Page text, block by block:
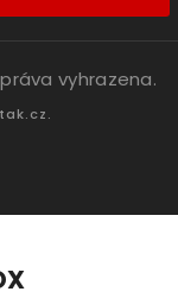
vyhrazena.